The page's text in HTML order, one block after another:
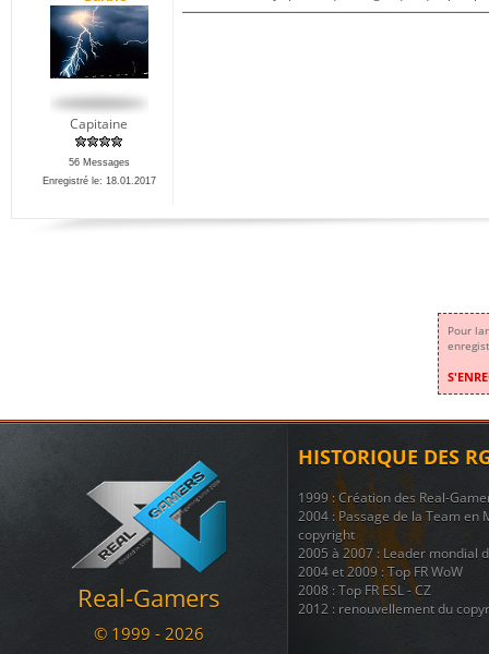
Capitaine
56 Messages
Enregistré le: 18.01.2017
Pour
Real-Gamers
© 1999 - 2026
HISTORIQUE DES
1999 : Création des Real-
2004 : Passage de la Team
copyright
2005 à 2007 : Leader mondial
2004 et 2009 : Top FR WoW
2008 : Top FR ESL - CZ
2012 : renouvellement du